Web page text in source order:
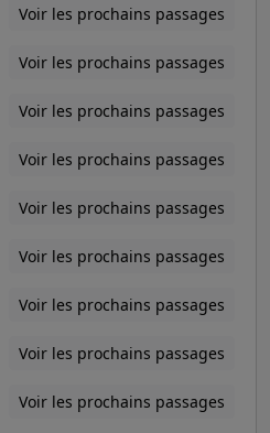
Voir les prochains passages
Voir les prochains passages
Voir les prochains passages
Voir les prochains passages
Voir les prochains passages
Voir les prochains passages
Voir les prochains passages
Voir les prochains passages
Voir les prochains passages